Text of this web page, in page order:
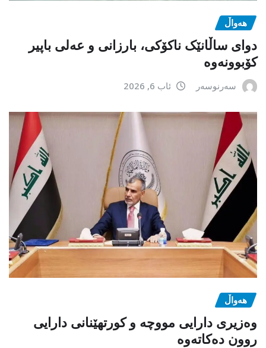
هەواڵ
دوای ساڵانێک ناکۆکی، بارزانی و عەلی باپیر
کۆبوونەوە
سەرنوسەر ئاب 6, 2026
هەواڵ
وەزیری دارایی مووچە و کورتهێنانی دارایی
روون دەکاتەوە